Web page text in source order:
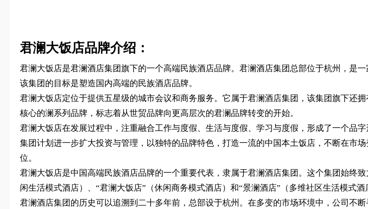
君澜大饭店品牌介绍：
君澜大饭店是君澜酒店集团旗下的一个高端民族酒店品牌。君澜酒店集团总部位于杭州，是
该集团的目标是塑造国内高端的民族酒店品牌。
君澜大饭店定位于提供五星级的城市会议和商务服务。它属于君澜酒店集团，该集团旗下还
核心的澜系列品牌，标志着从世贸品牌向更高层次的君澜品牌转变的开始。
君澜大饭店在发展过程中，注重融合工作与度假、生活与度假、学习与度假，形成了一个品
集团计划进一步扩大投资与管理，以独特的品牌特色，打造一流的中国本土饭店，不断在市
位。
君澜大饭店是中国高端民族酒店品牌的一个重要代表，隶属于君澜酒店集团。这个集团始终
闲生活模式酒店）、“君澜大饭店”（休闲商务模式酒店）和“景澜酒店”（多维社区生活模式酒
君澜酒店集团的历史可以追溯到二十多年前，总部设于杭州。在多变的市场环境中，公司不